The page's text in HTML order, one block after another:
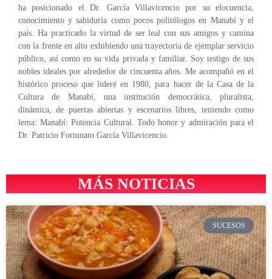
ha posicionado el Dr. García Villavicencio por su elocuencia,
conocimiento y sabiduría como pocos politólogos en Manabí y el
país. Ha practicado la virtud de ser leal con sus amigos y camina
con la frente en alto exhibiendo una trayectoria de ejemplar servicio
público, así como en su vida privada y familiar. Soy testigo de sus
nobles ideales por alrededor de cincuenta años. Me acompañó en el
histórico proceso que lideré en 1980, para hacer de la Casa de la
Cultura de Manabí, una institución democrática, pluralista,
dinámica, de puertas abiertas y escenarios libres, teniendo como
lema: Manabí: Potencia Cultural. Todo honor y admiración para el
Dr. Patricio Fortunato García Villavicencio.
MÁS NOTICIAS
SUCESOS